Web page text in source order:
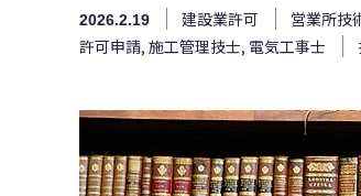
2026.2.19 建設業許可 営業所技
許可申請, 施工管理技士, 電気工事士